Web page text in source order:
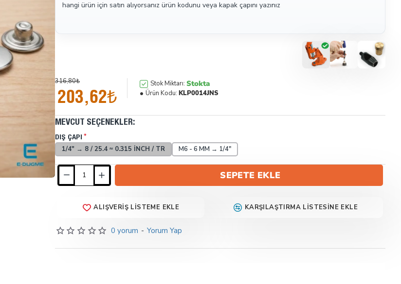
hangi ürün için satın alıyorsanız ürün kodunu veya kapak çapını yazınız
0 yorum - Yorum Yap
203,62₺
316,80₺ Stok Miktarı: Stokta
Ürün Kodu: KLP0014JNS
MEVCUT SEÇENEKLER:
DIŞ ÇAPI
1/4" → 8 / 25.4 ≈ 0.315 INCH / TR M6 - 6 MM → 1/4"
SEPETE EKLE
ALIŞVERIŞ LISTEME EKLE KARŞILAŞTIRMA LISTESINE EKLE